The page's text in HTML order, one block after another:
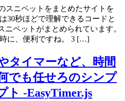
スニペットをまとめたサイトを
30秒ほどで理解できるコードと
ニペットがまとめられています。
に、便利ですね。 3 […]
タイマーなど、時間
でも任せろのシンプ
ト -EasyTimer.js